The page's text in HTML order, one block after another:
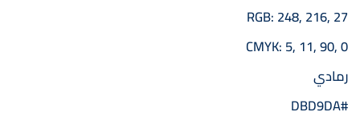
RGB: 248, 216, 27
CMYK: 5, 11, 90, 0
رمادي
#DBD9DA